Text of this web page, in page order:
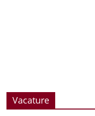
Vacature